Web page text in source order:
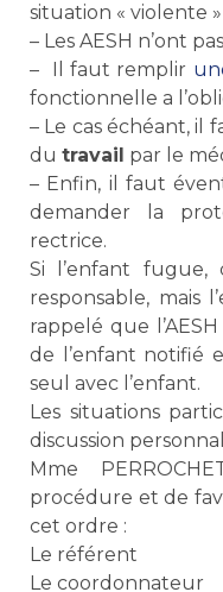
situation « violente
– Les AESH n’ont
– Il faut remplir
fonctionnelle a
– Le cas échéant, il
du travail par le
– Enfin, il faut
demander la
rectrice.
Si l’enfant fugue,
responsable, mais
rappelé que
de l’enfant notifié
seul avec l’enfant.
Les situations
discussion
Mme
procédure et de
cet ordre :
Le référent
Le coordonnateur